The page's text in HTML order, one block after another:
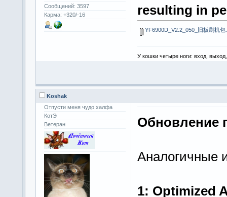
Сообщений: 3597
Карма: +320/-16
resulting in
YF6900D_V2.2_050_旧板刷机包
У кошки четыре ноги: вход,
Koshak
Отпусти меня чудо халфа
КотЭ
Ветеран
Обновление
Аналогичные
1: Optimized